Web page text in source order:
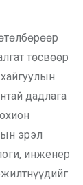
төсвөөр
дадлага
эрэл
инженер